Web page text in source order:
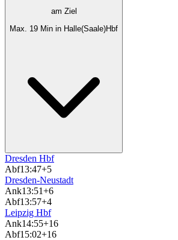
am Ziel
Max. 19 Min in Halle(Saale)Hbf
Dresden Hbf
Abf13:47+5
Dresden-Neustadt
Ank13:51+6
Abf13:57+4
Leipzig Hbf
Ank14:55+16
Abf15:02+16